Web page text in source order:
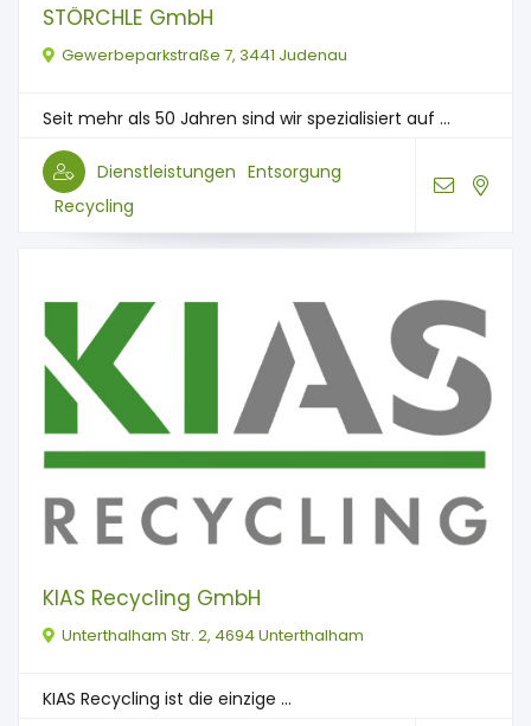
STÖRCHLE GmbH
Gewerbeparkstraße 7, 3441 Judenau
Seit mehr als 50 Jahren sind wir spezialisiert auf ...
Dienstleistungen Entsorgung
Recycling
KIAS Recycling GmbH
Unterthalham Str. 2, 4694 Unterthalham
KIAS Recycling ist die einzige ...